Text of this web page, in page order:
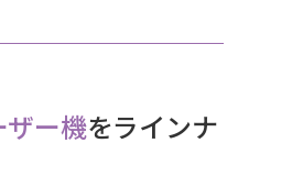
ザー機をラインナ